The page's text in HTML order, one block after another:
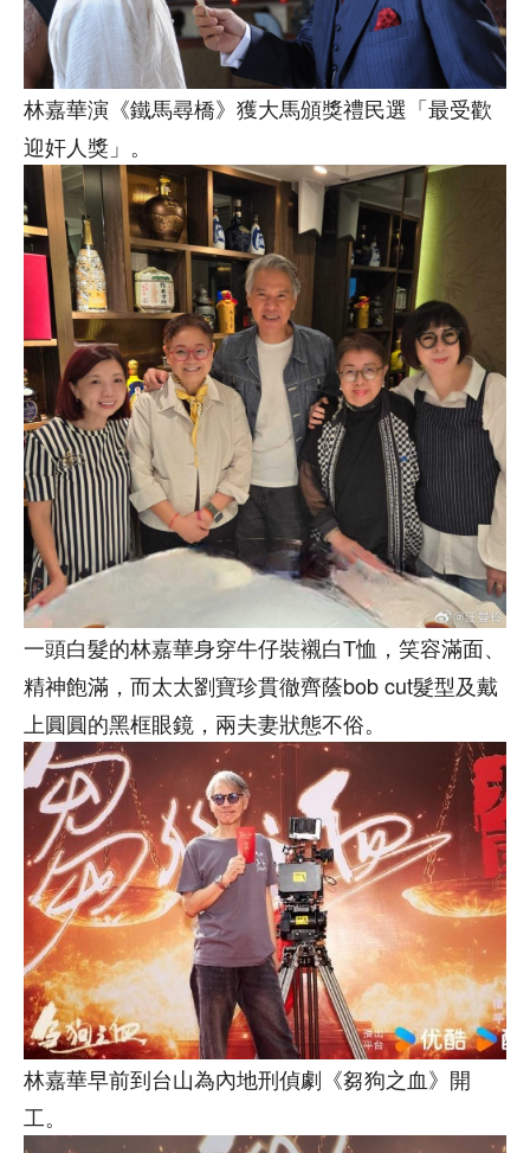
林嘉華演《鐵馬尋橋》獲大馬頒獎禮民選「最受歡
迎奸人獎」。
一頭白髮的林嘉華身穿牛仔裝襯白T恤，笑容滿面、
精神飽滿，而太太劉寶珍貫徹齊蔭bob cut髮型及戴
上圓圓的黑框眼鏡，兩夫妻狀態不俗。
林嘉華早前到台山為內地刑偵劇《芻狗之血》開
工。